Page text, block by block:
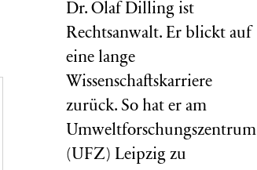
Dr. Olaf Dilling ist
Rechtsanwalt. Er blickt auf
eine lange
Wissenschaftskarriere
zurück. So hat er am
Umweltforschungszentrum
(UFZ) Leipzig zu